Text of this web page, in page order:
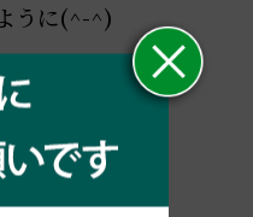
うに(^-^)